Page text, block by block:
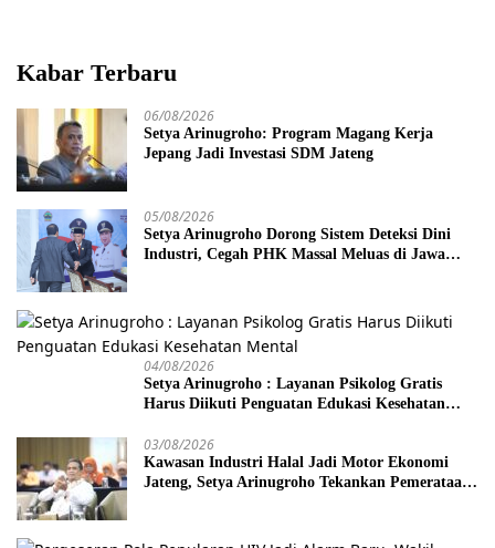
Kabar Terbaru
06/08/2026
Setya Arinugroho: Program Magang Kerja
Jepang Jadi Investasi SDM Jateng
05/08/2026
Setya Arinugroho Dorong Sistem Deteksi Dini
Industri, Cegah PHK Massal Meluas di Jawa
04/08/2026
Setya Arinugroho : Layanan Psikolog Gratis
Harus Diikuti Penguatan Edukasi Kesehatan
03/08/2026
Kawasan Industri Halal Jadi Motor Ekonomi
Jateng, Setya Arinugroho Tekankan Pemerataan